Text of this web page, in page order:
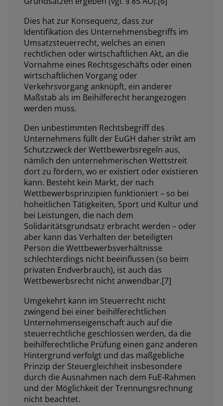
Dies hat zur Konsequenz, dass zur
Identifikation des Unternehmensbegriffs im
Umsatzsteuerrecht, welches an einen
rechtlichen oder wirtschaftlichen Akt, an die
Vornahme eines Rechtsgeschäfts oder einen
wirtschaftlichen Vorgang oder
Verkehrsvorgang anknüpft, ein anderer
Maßstab als im Beihilferecht herangezogen
werden muss.
Den unbestimmten Rechtsbegriff des
Unternehmens füllt der EuGH daher strikt am
Schutzzweck der Wettbewerbsregeln aus,
nämlich den unternehmerischen Wettstreit
dort zu fördern, wo er existiert oder existieren
kann. Besteht kein Markt, der nach
Wettbewerbsprinzipien funktioniert – so bei
hoheitlichen Tätigkeiten, Sport und Kultur und
bei Leistungen, die nach dem
Solidaritätsgrundsatz erbracht werden – oder
aber kann das Verhalten der beteiligten
Person die Wettbewerbsverhältnisse
schlechterdings nicht beeinflussen (so beim
privaten Endverbrauch), ist auch das
Wettbewerbsrecht nicht anwendbar.[7]
Umgekehrt kann im Steuerrecht nicht
zwingend bei einer beihilferechtlichen
Unternehmenseigenschaft auch auf die
steuerrechtliche geschlossen werden, da die
beihilferechtliche Prüfung einen ganz anderen
Hintergrund verfolgt und das maßgebliche
Prinzip der Steuergleichheit insbesondere
durch die Ausnahmen nach dem FuE-Rahmen
und der Möglichkeit der Trennungsrechnung
nicht beachtet.